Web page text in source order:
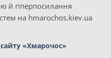
й гіперпосилання
на hmarochos.kiev.ua
сайту «Хмарочос»